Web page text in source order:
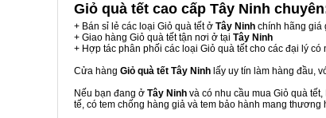
Giỏ quà tết cao cấp Tây Ninh
+ Bán sỉ lẻ các loại Giỏ quà tết ở Tây Ninh chính hãng giá
+ Giao hàng Giỏ quà tết tận nơi ở tại Tây Ninh
+ Hợp tác phân phối các loại Giỏ quà tết cho các đại lý có
Cửa hàng Giỏ quà tết Tây Ninh lấy uy tín làm hàng đầu,
Nếu bạn đang ở Tây Ninh và có nhu cầu mua Giỏ quà
tế, có tem chống hàng giả và tem bảo hành mang thương